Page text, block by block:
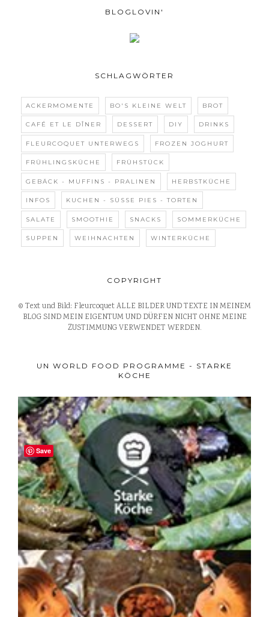
BLOGLOVIN'
SCHLAGWÖRTER
ACKERMOMENTE BO'S KLEINE WELT BROT
CAFÉ ET LE DÎNER DESSERT DIY DRINKS
FLEURCOQUET UNTERWEGS FROZEN JOGHURT
FRÜHLINGSKÜCHE FRÜHSTÜCK
GEBÄCK - MUFFINS - PRALINEN HERBSTKÜCHE
INFOS KUCHEN - SÜSSE PIES - TORTEN
SALATE SMOOTHIE SNACKS SOMMERKÜCHE
SUPPEN WEIHNACHTEN WINTERKÜCHE
COPYRIGHT
© Text und Bild: Fleurcoquet ALLE BILDER UND TEXTE IN MEINEM
BLOG SIND MEIN EIGENTUM UND DÜRFEN NICHT OHNE MEINE
ZUSTIMMUNG VERWENDET WERDEN.
UN WORLD FOOD PROGRAMME - STARKE
KÖCHE
Save